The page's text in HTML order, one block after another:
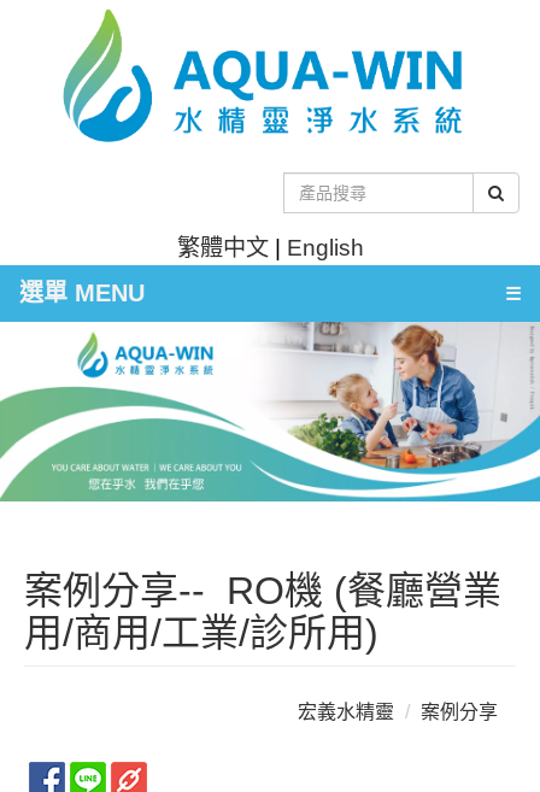
繁體中文| English
選單 MENU ☰
案例分享-- RO機 (餐廳營業
用/商用/工業/診所用)
宏義水精靈 案例分享